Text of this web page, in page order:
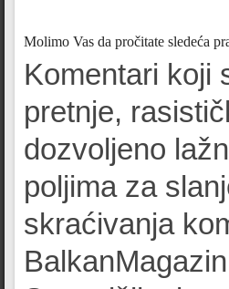
Molimo Vas da pročitate sledeća
Komentari koji
pretnje,
dozvoljeno
poljima za
skraćivanja